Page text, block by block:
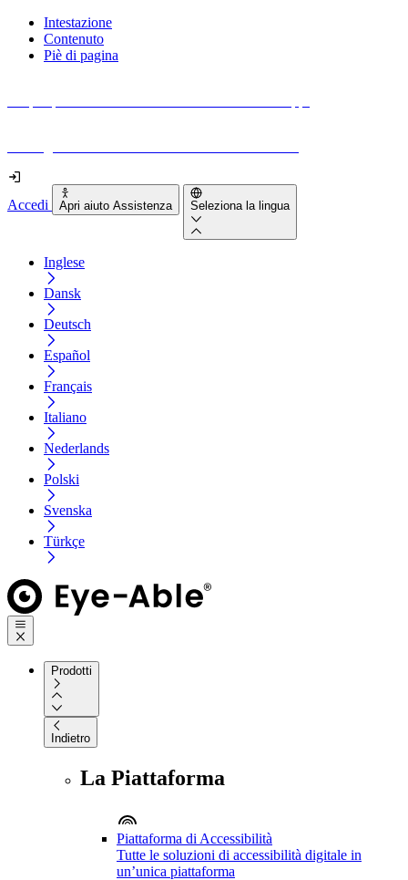
Intestazione
Contenuto
Piè di pagina
Accedi Apri aiuto Assistenza Seleziona la lingua
Inglese
Dansk
Deutsch
Español
Français
Italiano
Nederlands
Polski
Svenska
Türkçe
Prodotti
Indietro
La Piattaforma
Piattaforma di Accessibilità
Tutte le soluzioni di accessibilità digitale in
un’unica piattaforma